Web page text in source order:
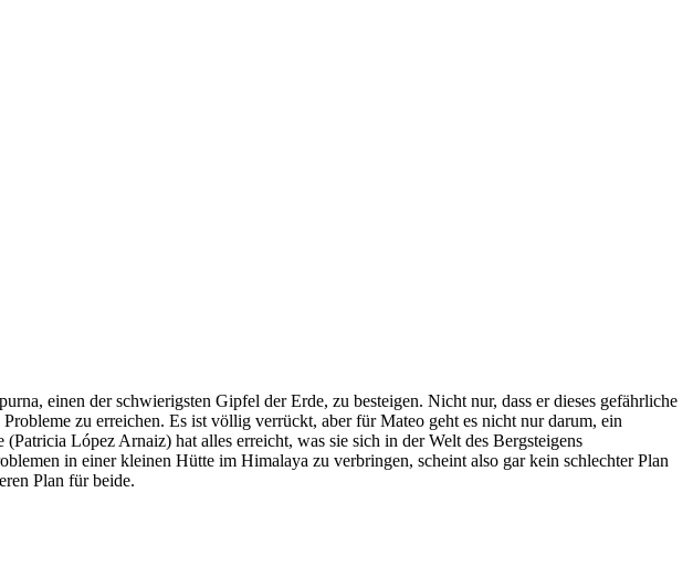
einen der schwierigsten Gipfel der Erde, zu besteigen. Nicht nur, dass er dieses gefährliche
zu erreichen. Es ist völlig verrückt, aber für Mateo geht es nicht nur darum, ein
López Arnaiz) hat alles erreicht, was sie sich in der Welt des Bergsteigens
in einer kleinen Hütte im Himalaya zu verbringen, scheint also gar kein schlechter Plan
Plan für beide.